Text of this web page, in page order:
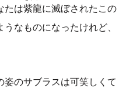
たは紫龍に滅ぼされたこの
なものになったけれど、
のサブラスは可笑しくて